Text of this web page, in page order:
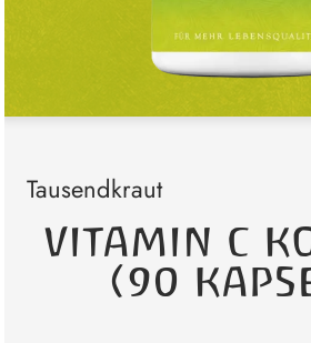
Tausendkraut
VITAMIN C
(90